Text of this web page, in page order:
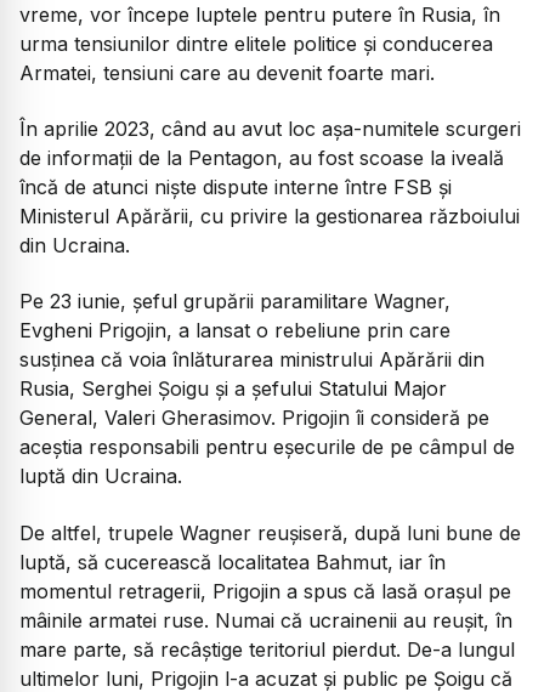
vreme, vor începe luptele pentru putere în Rusia, în
urma tensiunilor dintre elitele politice și conducerea
Armatei, tensiuni care au devenit foarte mari.
În aprilie 2023, când au avut loc așa-numitele scurgeri
de informații de la Pentagon, au fost scoase la iveală
încă de atunci niște dispute interne între FSB și
Ministerul Apărării, cu privire la gestionarea războiului
din Ucraina.
Pe 23 iunie, șeful grupării paramilitare Wagner,
Evgheni Prigojin, a lansat o rebeliune prin care
susținea că voia înlăturarea ministrului Apărării din
Rusia, Serghei Șoigu și a șefului Statului Major
General, Valeri Gherasimov. Prigojin îi consideră pe
aceștia responsabili pentru eșecurile de pe câmpul de
luptă din Ucraina.
De altfel, trupele Wagner reușiseră, după luni bune de
luptă, să cucerească localitatea Bahmut, iar în
momentul retragerii, Prigojin a spus că lasă orașul pe
mâinile armatei ruse. Numai că ucrainenii au reușit, în
mare parte, să recâștige teritoriul pierdut. De-a lungul
ultimelor luni, Prigojin l-a acuzat și public pe Șoigu că